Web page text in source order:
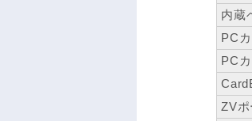
内蔵
PC
PC
ZVポ